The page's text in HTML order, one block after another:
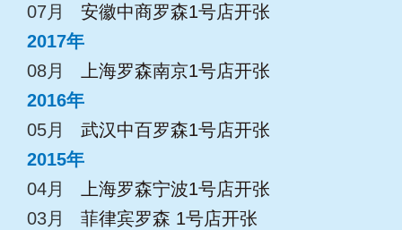
07月
安徽中商罗森1号店开张
2017年
08月
上海罗森南京1号店开张
2016年
05月
武汉中百罗森1号店开张
2015年
04月
上海罗森宁波1号店开张
03月
菲律宾罗森 1号店开张